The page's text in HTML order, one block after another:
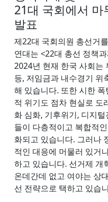
21대 국회에서 마
발표
제22대 국회의원 총선거
연대는 <22대 총선 정책
2024년 현재 한국 사회는
등, 저임금과 내수경기 위
해 있습니다. 또한 시한
적 위기도 점차 현실로 도
화 심화, 기후위기, 디지
들이 다층적이고 복합적
화되고 있습니다. 그러나
적인 대응에 머물러 있거
하고 있습니다. 선거제 개
온데간데 없고 여야는 상
선 전략으로 택하고 있습